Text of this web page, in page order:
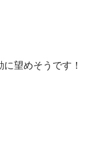
望めそうです！